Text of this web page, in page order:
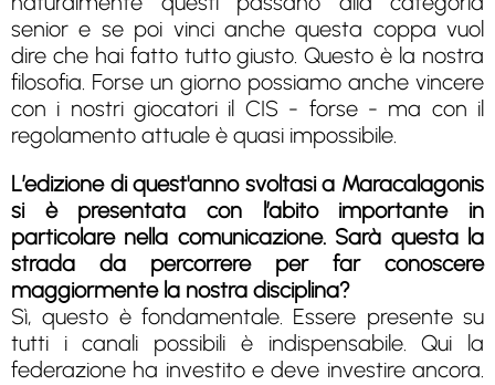
senior e se poi vinci anche questa coppa vuol
dire che hai fatto tutto giusto. Questo è la nostra
filosofia. Forse un giorno possiamo anche vincere
con i nostri giocatori il CIS - forse - ma con il
regolamento attuale è quasi impossibile.
L’edizione di quest'anno svoltasi a Maracalagonis
si è presentata con l’abito importante in
particolare nella comunicazione. Sarà questa la
strada da percorrere per far conoscere
maggiormente la nostra disciplina?
Sì, questo è fondamentale. Essere presente su
tutti i canali possibili è indispensabile. Qui la
federazione ha investito e deve investire ancora.